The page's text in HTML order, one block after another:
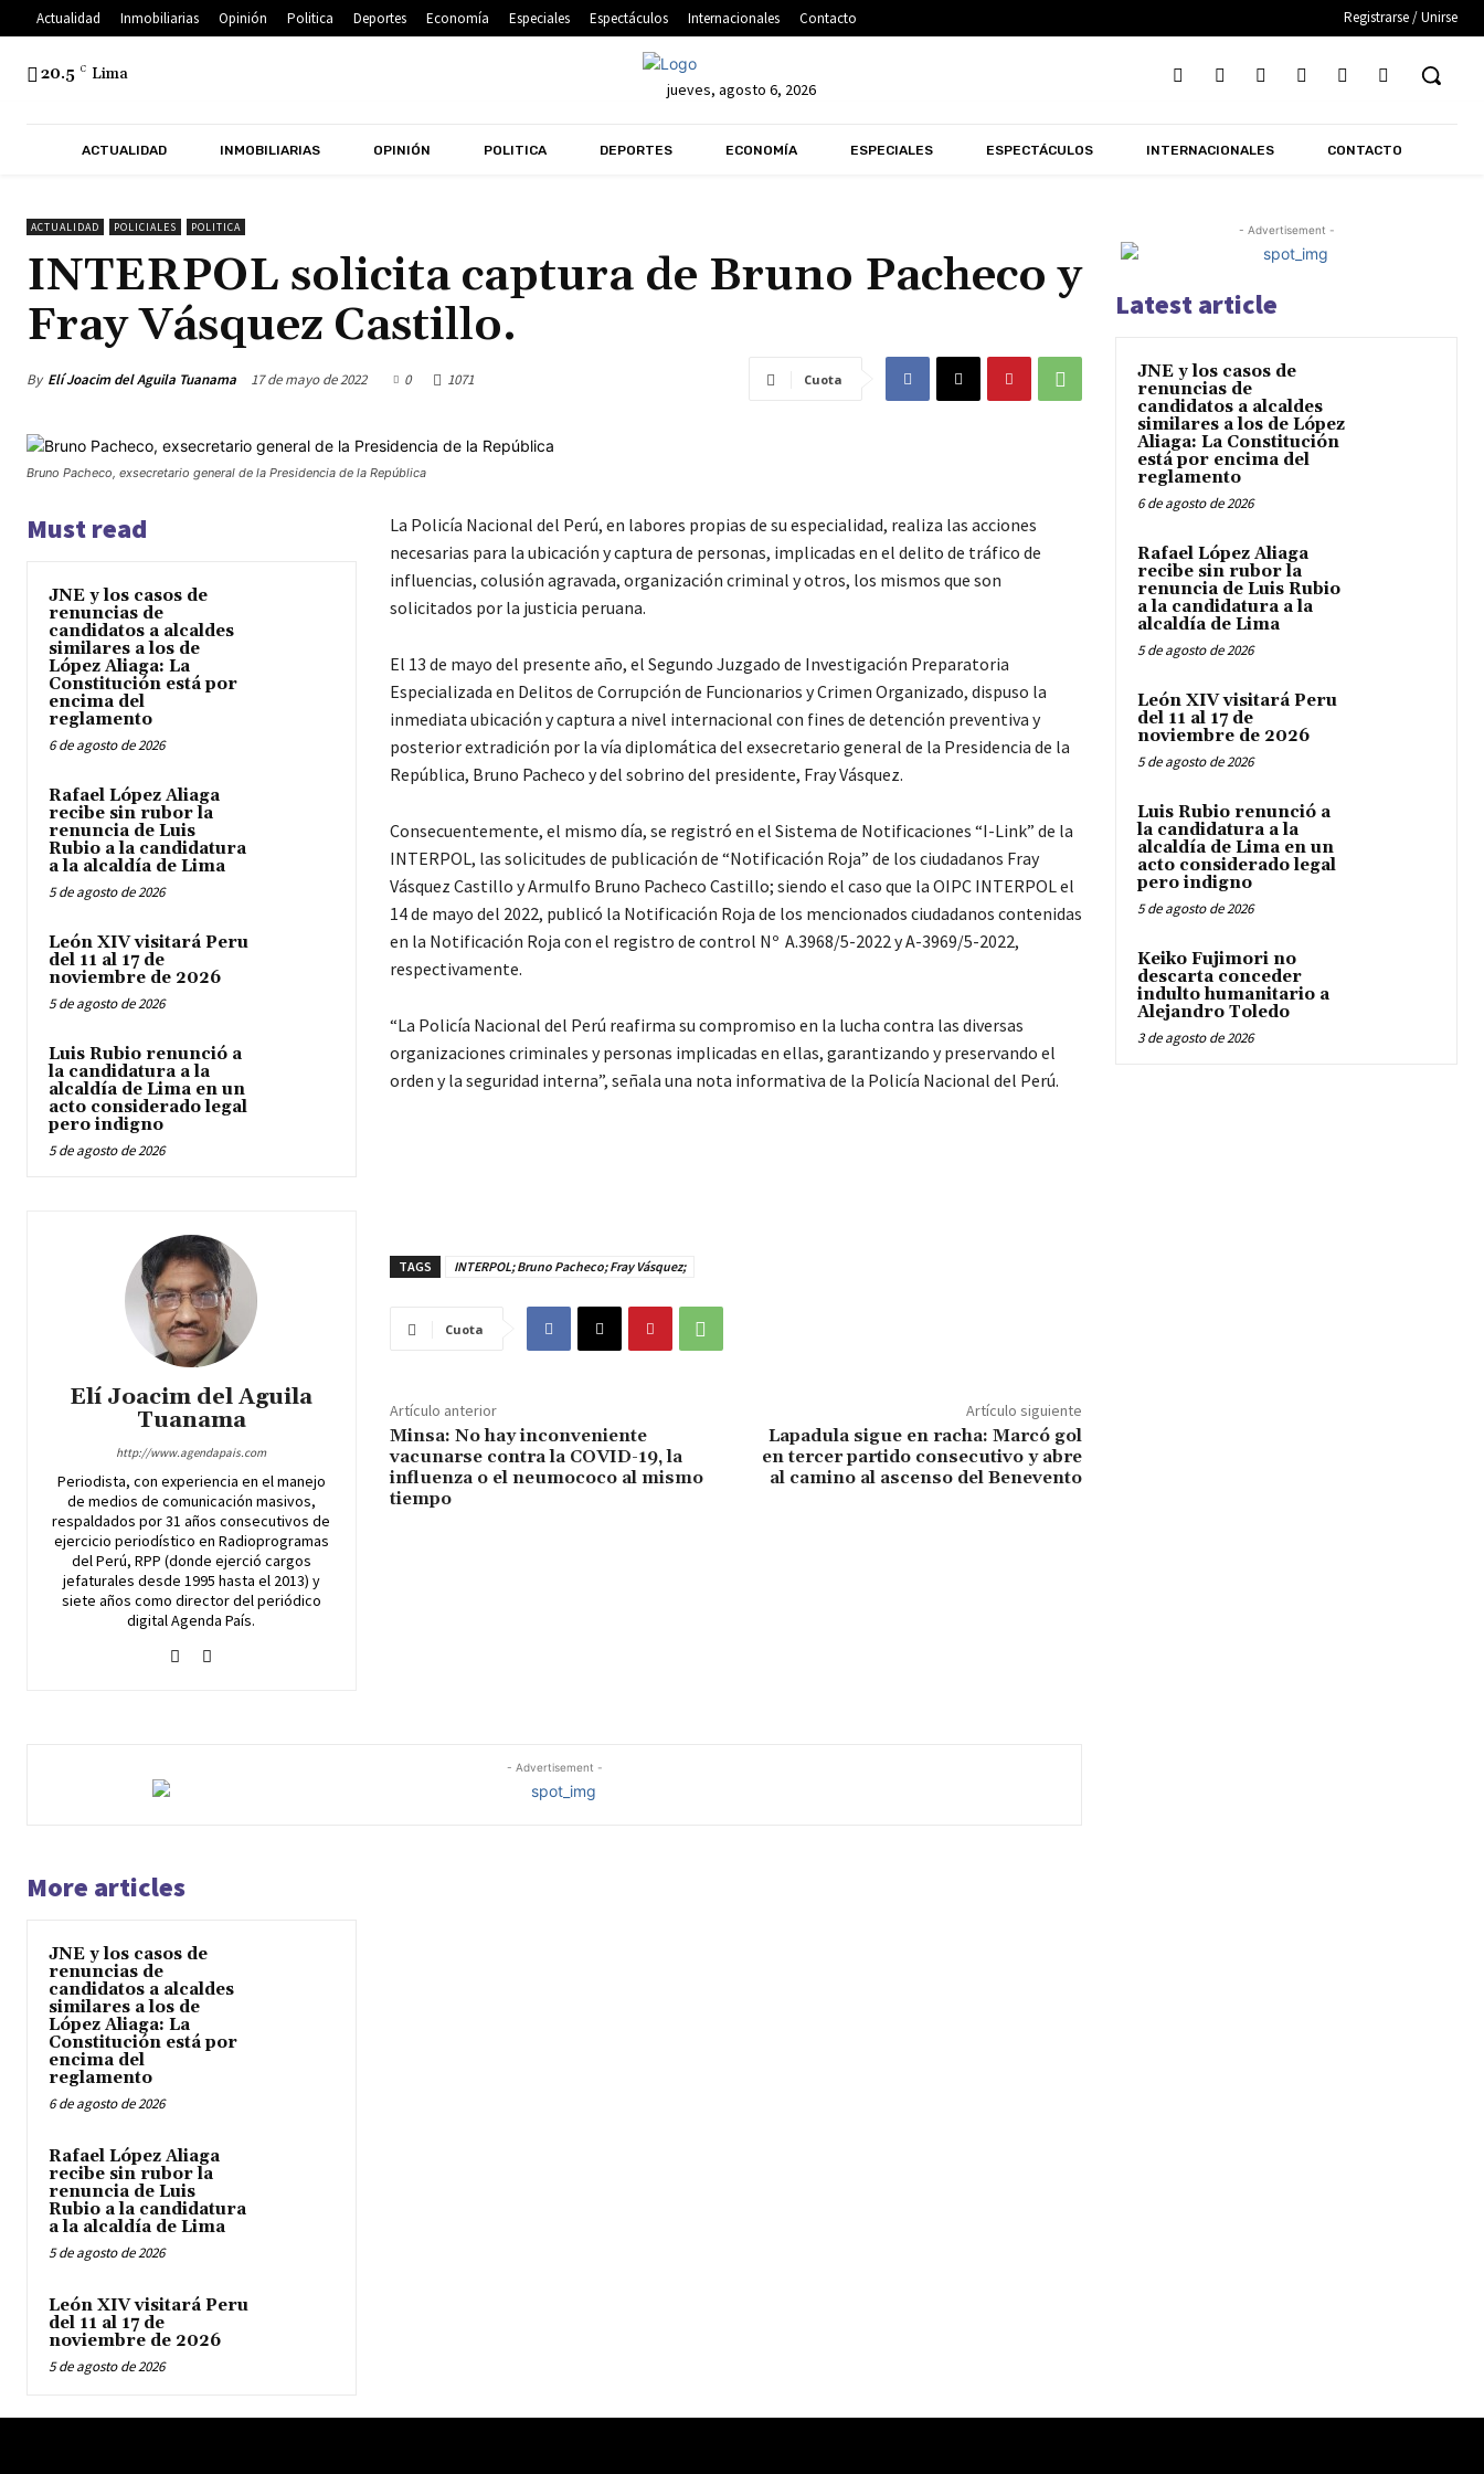
Actualidad Inmobiliarias Opinión Politica Deportes Economía Especiales Espectáculos Internacionales Contacto Registrarse / Unirse
20.5 C Lima
jueves, agosto 6, 2026
ACTUALIDAD INMOBILIARIAS OPINIÓN POLITICA DEPORTES ECONOMÍA ESPECIALES ESPECTÁCULOS INTERNACIONALES CONTACTO
ACTUALIDAD POLICIALES POLITICA
INTERPOL solicita captura de Bruno Pacheco y
Fray Vásquez Castillo.
By Elí Joacim del Aguila Tuanama 17 de mayo de 2022 0 1071 Cuota
Bruno Pacheco, exsecretario general de la Presidencia de la República
Must read
JNE y los casos de
renuncias de
candidatos a alcaldes
similares a los de
López Aliaga: La
Constitución está por
encima del
reglamento
6 de agosto de 2026
Rafael López Aliaga
recibe sin rubor la
renuncia de Luis
Rubio a la candidatura
a la alcaldía de Lima
5 de agosto de 2026
León XIV visitará Peru
del 11 al 17 de
noviembre de 2026
5 de agosto de 2026
Luis Rubio renunció a
la candidatura a la
alcaldía de Lima en un
acto considerado legal
pero indigno
5 de agosto de 2026
Elí Joacim del Aguila
Tuanama
http://www.agendapais.com
Periodista, con experiencia en el manejo
de medios de comunicación masivos,
respaldados por 31 años consecutivos de
ejercicio periodístico en Radioprogramas
del Perú, RPP (donde ejerció cargos
jefaturales desde 1995 hasta el 2013) y
siete años como director del periódico
digital Agenda País.
La Policía Nacional del Perú, en labores propias de su especialidad, realiza las acciones
necesarias para la ubicación y captura de personas, implicadas en el delito de tráfico de
influencias, colusión agravada, organización criminal y otros, los mismos que son
solicitados por la justicia peruana.
El 13 de mayo del presente año, el Segundo Juzgado de Investigación Preparatoria
Especializada en Delitos de Corrupción de Funcionarios y Crimen Organizado, dispuso la
inmediata ubicación y captura a nivel internacional con fines de detención preventiva y
posterior extradición por la vía diplomática del exsecretario general de la Presidencia de la
República, Bruno Pacheco y del sobrino del presidente, Fray Vásquez.
Consecuentemente, el mismo día, se registró en el Sistema de Notificaciones “I-Link” de la
INTERPOL, las solicitudes de publicación de “Notificación Roja” de los ciudadanos Fray
Vásquez Castillo y Armulfo Bruno Pacheco Castillo; siendo el caso que la OIPC INTERPOL el
14 de mayo del 2022, publicó la Notificación Roja de los mencionados ciudadanos contenidas
en la Notificación Roja con el registro de control Nº A.3968/5-2022 y A-3969/5-2022,
respectivamente.
“La Policía Nacional del Perú reafirma su compromiso en la lucha contra las diversas
organizaciones criminales y personas implicadas en ellas, garantizando y preservando el
orden y la seguridad interna”, señala una nota informativa de la Policía Nacional del Perú.
TAGS INTERPOL; Bruno Pacheco; Fray Vásquez;
Cuota
Artículo anterior
Minsa: No hay inconveniente
vacunarse contra la COVID-19, la
influenza o el neumococo al mismo
tiempo
Artículo siguiente
Lapadula sigue en racha: Marcó gol
en tercer partido consecutivo y abre
al camino al ascenso del Benevento
- Advertisement -
More articles
JNE y los casos de
renuncias de
candidatos a alcaldes
similares a los de
López Aliaga: La
Constitución está por
encima del
reglamento
6 de agosto de 2026
Rafael López Aliaga
recibe sin rubor la
renuncia de Luis
Rubio a la candidatura
a la alcaldía de Lima
5 de agosto de 2026
León XIV visitará Peru
del 11 al 17 de
noviembre de 2026
5 de agosto de 2026
- Advertisement -
Latest article
JNE y los casos de
renuncias de
candidatos a alcaldes
similares a los de López
Aliaga: La Constitución
está por encima del
reglamento
6 de agosto de 2026
Rafael López Aliaga
recibe sin rubor la
renuncia de Luis Rubio
a la candidatura a la
alcaldía de Lima
5 de agosto de 2026
León XIV visitará Peru
del 11 al 17 de
noviembre de 2026
5 de agosto de 2026
Luis Rubio renunció a
la candidatura a la
alcaldía de Lima en un
acto considerado legal
pero indigno
5 de agosto de 2026
Keiko Fujimori no
descarta conceder
indulto humanitario a
Alejandro Toledo
3 de agosto de 2026